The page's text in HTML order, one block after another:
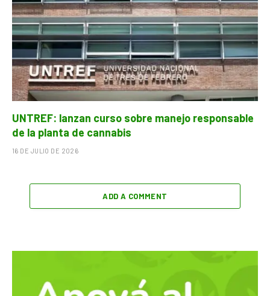
UNTREF: lanzan curso sobre manejo responsable
de la planta de cannabis
16 DE JULIO DE 2026
ADD A COMMENT